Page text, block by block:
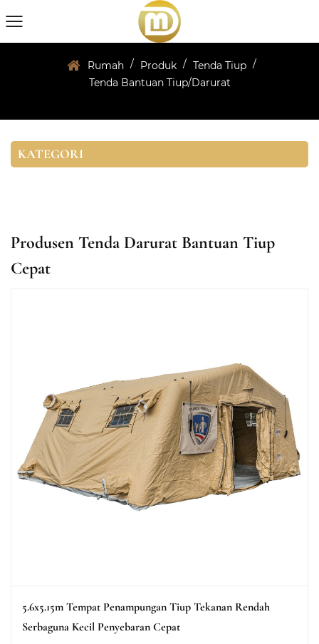
Rumah / Produk / Tenda Tiup /
Tenda Bantuan Tiup/Darurat
KATEGORI
Produsen Tenda Darurat Bantuan Tiup
Cepat
5.6x5.15m Tempat Penampungan Tiup Tekanan Rendah
Serbaguna Kecil Penyebaran Cepat